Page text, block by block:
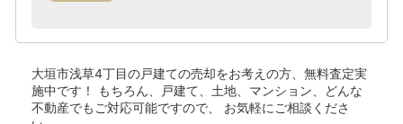
大垣市浅草4丁目の戸建ての売却をお考えの方、無料査定実
施中です！
もちろん、戸建て、土地、マンション、どんな
不動産でもご対応可能ですので、 お気軽にご相談くださ